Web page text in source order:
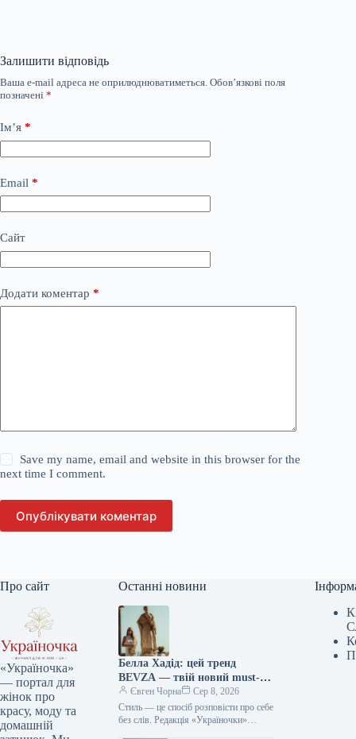
Залишити відповідь
Ваша e-mail адреса не оприлюднюватиметься. Обов’язкові поля
позначені *
Ім’я *
Email *
Сайт
Додати коментар *
Save my name, email and website in this browser for the
next time I comment.
Опублікувати коментар
Про сайт
«Україночка»
— портал для
жінок про
красу, моду та
домашній
Останні новини
Белла Хадід: цей тренд
BEVZA — твій новий must-
have сезону!
Євген Чорна
Сер 8, 2026
Стиль — це спосіб розповісти про себе
без слів. Редакція «Україночки»